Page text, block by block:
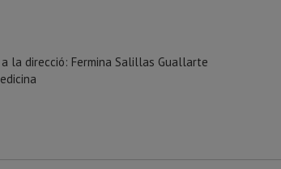
la direcció: Fermina Salillas Guallarte